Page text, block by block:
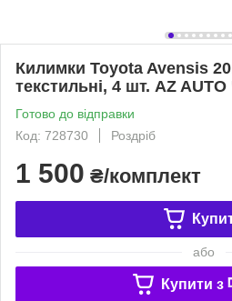
Килимки Toyota Avensis
текстильні, 4 шт. AZ AUTO
Готово до відправки
Код: 728730
Роздріб
1 500 ₴/комплект
або
Купити з